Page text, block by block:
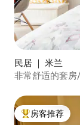
民居 ｜ 米兰
非常舒适的套
热门「房客推荐
房客推荐